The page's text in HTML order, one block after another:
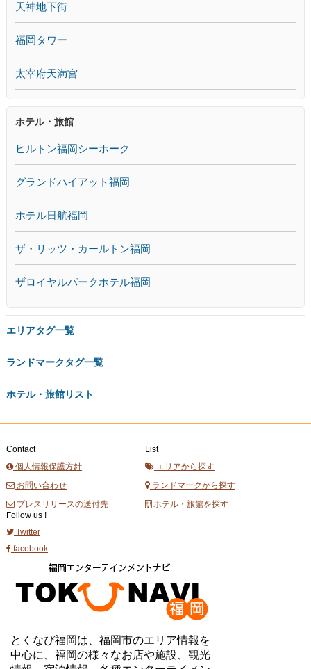
天神地下街
福岡タワー
太宰府天満宮
ホテル・旅館
ヒルトン福岡シーホーク
グランドハイアット福岡
ホテル日航福岡
ザ・リッツ・カールトン福岡
ザロイヤルパークホテル福岡
エリアタグ一覧
ランドマークタグ一覧
ホテル・旅館リスト
Contact
個人情報保護方針
お問い合わせ
プレスリリースの送付先
List
エリアから探す
ランドマークから探す
ホテル・旅館を探す
Follow us !
Twitter
facebook
とくなび福岡は、福岡市のエリア情報を
中心に、福岡の様々なお店や施設、観光